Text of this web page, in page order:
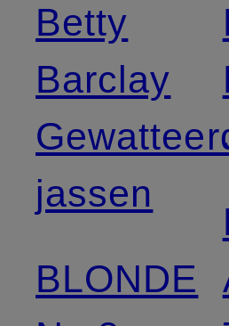
Betty
Barclay
jassen
BLONDE